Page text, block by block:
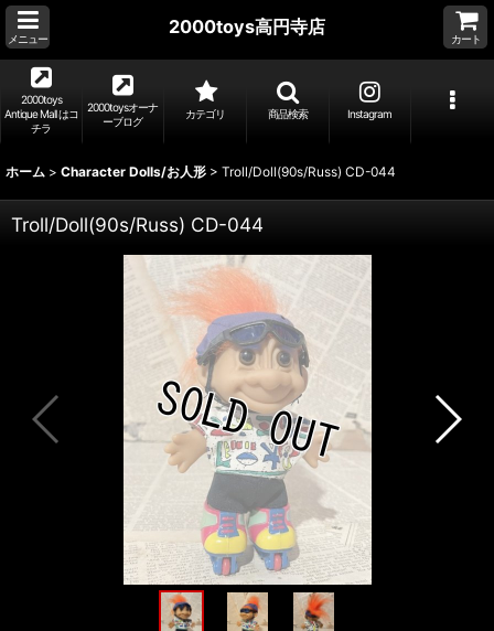
メニュー
2000toys高円寺店
カート
2000toys
Antique Mall はコ
チラ
2000toysオーナ
ーブログ
カテゴリ 商品検索 Instagram
ホーム > Character Dolls/お人形 > Troll/Doll(90s/Russ) CD-044
Troll/Doll(90s/Russ) CD-044